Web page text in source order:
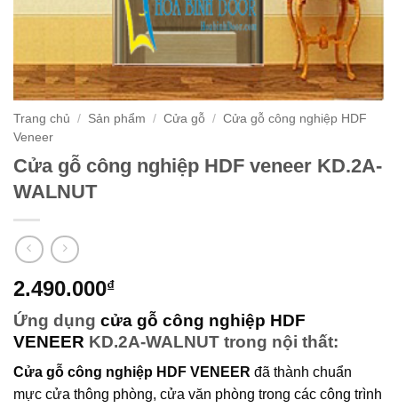
Trang chủ / Sản phẩm / Cửa gỗ / Cửa gỗ công nghiệp HDF
Veneer
Cửa gỗ công nghiệp HDF veneer KD.2A-
WALNUT
2.490.000₫
Ứng dụng cửa gỗ công nghiệp HDF
VENEER KD.2A-WALNUT trong nội thất:
Cửa gỗ công nghiệp HDF VENEER đã thành chuẩn
mực cửa thông phòng, cửa văn phòng trong các công trình